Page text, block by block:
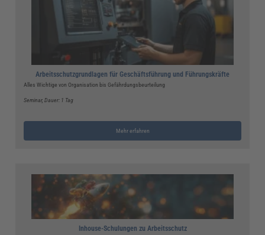
Arbeitsschutzgrundlagen für Geschäftsführung und Führungskräfte
Alles Wichtige von Organisation bis Gefährdungsbeurteilung
Seminar, Dauer: 1 Tag
Mehr erfahren
Inhouse-Schulungen zu Arbeitsschutz